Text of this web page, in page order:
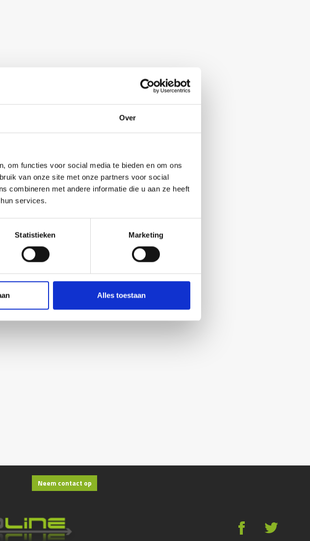
Over
om functies voor social media te bieden en om ons
van onze site met onze partners voor social
combineren met andere informatie die u aan ze heeft
services.
Statistieken Marketing
Alles toestaan
Neem contact op
g *